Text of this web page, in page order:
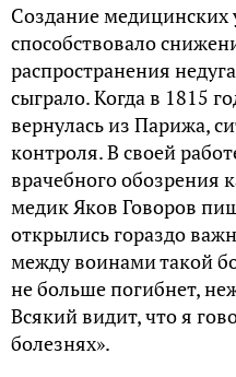
Создание медицинских
способствовало
распространения
сыграло. Когда в 1815
вернулась из Парижа,
контроля. В своей
врачебного обозрения
медик Яков Говоров
открылись гораздо
между воинами такой
не больше погибнет,
Всякий видит, что я
болезнях».